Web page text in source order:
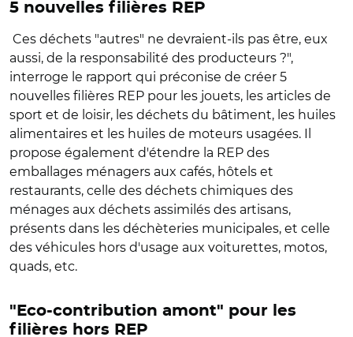
5 nouvelles filières REP
Ces déchets "autres" ne devraient-ils pas être, eux
aussi, de la responsabilité des producteurs ?",
interroge le rapport qui préconise de créer 5
nouvelles filières REP pour les jouets, les articles de
sport et de loisir, les déchets du bâtiment, les huiles
alimentaires et les huiles de moteurs usagées. Il
propose également d'étendre la REP des
emballages ménagers aux cafés, hôtels et
restaurants, celle des déchets chimiques des
ménages aux déchets assimilés des artisans,
présents dans les déchèteries municipales, et celle
des véhicules hors d'usage aux voiturettes, motos,
quads, etc.
"Eco-contribution amont" pour les
filières hors REP